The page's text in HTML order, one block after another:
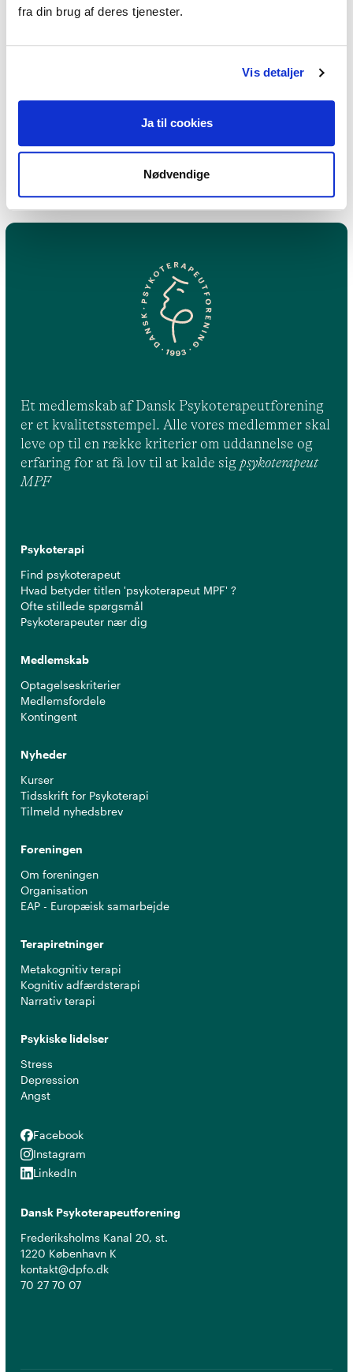
fra din brug af deres tjenester.
Vis detaljer
Ja til cookies
Nødvendige
Eksistentiel terapi,
Oplevelsesorienteret terapi
Et medlemskab af Dansk Psykoterapeutforening
er et kvalitetsstempel. Alle vores medlemmer skal
leve op til en række kriterier om uddannelse og
erfaring for at få lov til at kalde sig psykoterapeut
MPF
Psykoterapi
Find psykoterapeut
Hvad betyder titlen 'psykoterapeut MPF' ?
Ofte stillede spørgsmål
Psykoterapeuter nær dig
Medlemskab
Optagelseskriterier
Medlemsfordele
Kontingent
Nyheder
Kurser
Tidsskrift for Psykoterapi
Tilmeld nyhedsbrev
Foreningen
Om foreningen
Organisation
EAP - Europæisk samarbejde
Terapiretninger
Metakognitiv terapi
Kognitiv adfærdsterapi
Narrativ terapi
Psykiske lidelser
Stress
Depression
Angst
Facebook
Facebook
Instagram
Instagram
LinkedIn
LinkedIn
Dansk Psykoterapeutforening
Frederiksholms Kanal 20, st.
1220 København K
kontakt@dpfo.dk
70 27 70 07